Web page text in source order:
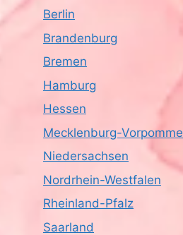
Berlin
Brandenburg
Bremen
Hamburg
Hessen
Mecklenburg-
Niedersachsen
Nordrhein-Westfalen
Rheinland-Pfalz
Saarland